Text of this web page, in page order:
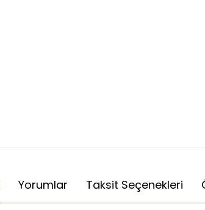
Yorumlar Taksit Seçenekleri